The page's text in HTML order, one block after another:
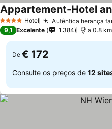
4 EstrelasHotel Autêntica herança
Appartement-Hotel
9,1 Excelente 1.384 a 0.8
De € 172
Consulte os preços de 12